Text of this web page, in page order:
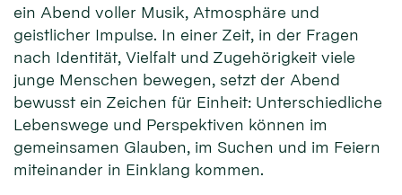
ein Abend voller Musik, Atmosphäre und
geistlicher Impulse. In einer Zeit, in der Fragen
nach Identität, Vielfalt und Zugehörigkeit viele
junge Menschen bewegen, setzt der Abend
bewusst ein Zeichen für Einheit: Unterschiedliche
Lebenswege und Perspektiven können im
gemeinsamen Glauben, im Suchen und im Feiern
miteinander in Einklang kommen.